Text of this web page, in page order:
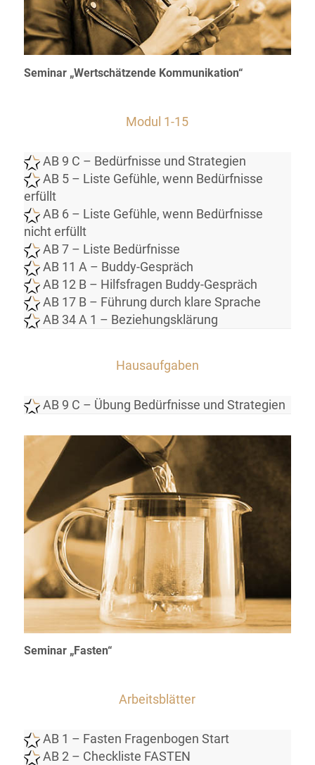
Seminar „Wertschätzende Kommunikation“
Modul 1-15
AB 9 C – Bedürfnisse und Strategien
AB 5 – Liste Gefühle, wenn Bedürfnisse
erfüllt
AB 6 – Liste Gefühle, wenn Bedürfnisse
nicht erfüllt
AB 7 – Liste Bedürfnisse
AB 11 A – Buddy-Gespräch
AB 12 B – Hilfsfragen Buddy-Gespräch
AB 17 B – Führung durch klare Sprache
AB 34 A 1 – Beziehungsklärung
Hausaufgaben
AB 9 C – Übung Bedürfnisse und Strategien
Seminar „Fasten“
Arbeitsblätter
AB 1 – Fasten Fragenbogen Start
AB 2 – Checkliste FASTEN